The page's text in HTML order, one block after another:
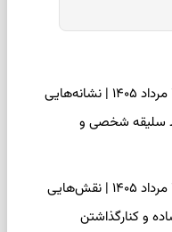
فال اسم امروز جمعه ۱۶ مرداد ۱۴۰۵ | نشانه‌هایی
سلیقه شخصی و
فال چای امروز جمعه ۱۶ مرداد ۱۴۰۵ | نقش‌هایی
و کنارگذاشتن